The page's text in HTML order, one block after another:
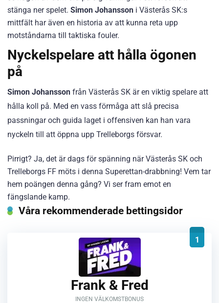
stänga ner spelet. Simon Johansson i Västerås SK:s
mittfält har även en historia av att kunna reta upp
motståndarna till taktiska fouler.
Nyckelspelare att hålla ögonen
på
Simon Johansson från Västerås SK är en viktig spelare att
hålla koll på. Med en vass förmåga att slå precisa
passningar och guida laget i offensiven kan han vara
nyckeln till att öppna upp Trelleborgs försvar.
Pirrigt? Ja, det är dags för spänning när Västerås SK och
Trelleborgs FF möts i denna Superettan-drabbning! Vem tar
hem poängen denna gång? Vi ser fram emot en
fängslande kamp.
Våra rekommenderade bettingsidor
1
Frank & Fred
INGEN VÄLKOMSTBONUS